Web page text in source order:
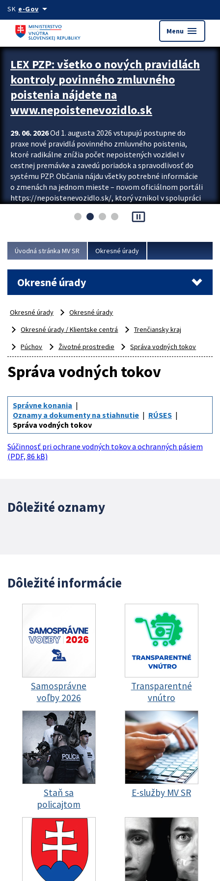
Preskocit na hlavný obsah
SK e-Govarrow_drop_down
Menu menu
Zastavit automatický posun upútavok
LEX PZP: všetko o nových pravidlách
kontroly povinného zmluvného
poistenia nájdete na
www.nepoistenevozidlo.sk
29. 06. 2026Od 1. augusta 2026 vstupujú postupne do
praxe nové pravidlá povinného zmluvného poistenia,
ktoré radikálne znížia počet nepoistených vozidiel v
cestnej premávke a zavedú poriadok a spravodlivosť do
systému PZP. Občania nájdu všetky potrebné informácie
o zmenách na jednom mieste – novom oficiálnom portáli
https://nepoistenevozidlo.sk/, ktorý vznikol v spolupráci
asociácie poisťovní (SLASPO) a Ministerstva vnútra SR.
Viac
pause_presentation
Úvodná stránka MV SR Okresné úrady
Okresné úrady
Okresné úrady
Okresné úrady
Okresné úrady / Klientske centrá
Trenčiansky kraj
Púchov
Životné prostredie Správa vodných tokov
Správa vodných tokov
Správne konania
Oznamy a dokumenty na stiahnutie
RÚSES
Správa vodných tokov
Súčinnosť pri ochrane vodných tokov a ochranných pásiem
(PDF, 86 kB)
Dôležité oznamy
Dôležité informácie
Samosprávne
voľby 2026
Transparentné
vnútro
Staň sa
policajtom
E-služby MV SR